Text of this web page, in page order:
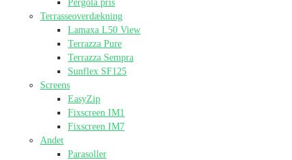
Pergola pris
Terrasseoverdækning
Lamaxa L50 View
Terrazza Pure
Terrazza Sempra
Sunflex SF125
Screens
EasyZip
Fixscreen IM1
Fixscreen IM7
Andet
Parasoller